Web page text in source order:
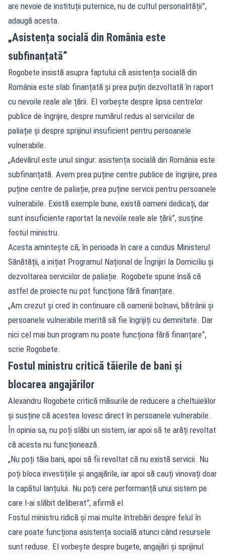
are nevoie de instituții puternice, nu de cultul personalității”,
adaugă acesta.
„Asistența socială din România este
subfinanțată”
Rogobete insistă asupra faptului că asistența socială din
România este slab finanțată și prea puțin dezvoltată în raport
cu nevoile reale ale țării. El vorbește despre lipsa centrelor
publice de îngrijire, despre numărul redus al serviciilor de
paliație și despre sprijinul insuficient pentru persoanele
vulnerabile.
„Adevărul este unul singur: asistența socială din România este
subfinanțată. Avem prea puține centre publice de îngrijire, prea
puține centre de paliație, prea puține servicii pentru persoanele
vulnerabile. Există exemple bune, există oameni dedicați, dar
sunt insuficiente raportat la nevoile reale ale țării”, susține
fostul ministru.
Acesta amintește că, în perioada în care a condus Ministerul
Sănătății, a inițiat Programul Național de Îngrijiri la Domiciliu și
dezvoltarea serviciilor de paliație. Rogobete spune însă că
astfel de proiecte nu pot funcționa fără finanțare.
„Am crezut și cred în continuare că oamenii bolnavi, bătrânii și
persoanele vulnerabile merită să fie îngrijiți cu demnitate. Dar
nici cel mai bun program nu poate funcționa fără finanțare”,
scrie Rogobete.
Fostul ministru critică tăierile de bani și
blocarea angajărilor
Alexandru Rogobete critică măsurile de reducere a cheltuielilor
și susține că acestea lovesc direct în persoanele vulnerabile.
În opinia sa, nu poți slăbi un sistem, iar apoi să te arăți revoltat
că acesta nu funcționează.
„Nu poți tăia bani, apoi să fii revoltat că nu există servicii. Nu
poți bloca investițiile și angajările, iar apoi să cauți vinovați doar
la capătul lanțului. Nu poți cere performanță unui sistem pe
care l-ai slăbit deliberat”, afirmă el.
Fostul ministru ridică și mai multe întrebări despre felul în
care poate funcționa asistența socială atunci când resursele
sunt reduse. El vorbește despre bugete, angajări și sprijinul